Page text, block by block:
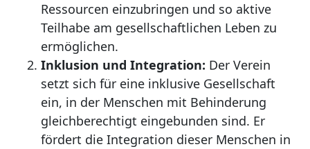
Ressourcen einzubringen und so aktive
Teilhabe am gesellschaftlichen Leben zu
ermöglichen.
Inklusion und Integration: Der Verein
setzt sich für eine inklusive Gesellschaft
ein, in der Menschen mit Behinderung
gleichberechtigt eingebunden sind. Er
fördert die Integration dieser Menschen in